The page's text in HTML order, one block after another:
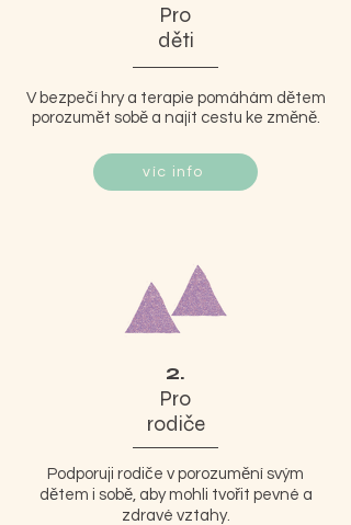
Pro
děti
V bezpečí hry a terapie pomáhám dětem
porozumět sobě a najít cestu ke změně.
víc info
2.
Pro
rodiče
Podporuji rodiče v porozumění svým
dětem i sobě, aby mohli tvořit pevné a
zdravé vztahy.